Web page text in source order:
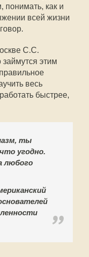
как и
всей жизни
С.С.
этим
весь
быстрее,
ты
угодно.
любого